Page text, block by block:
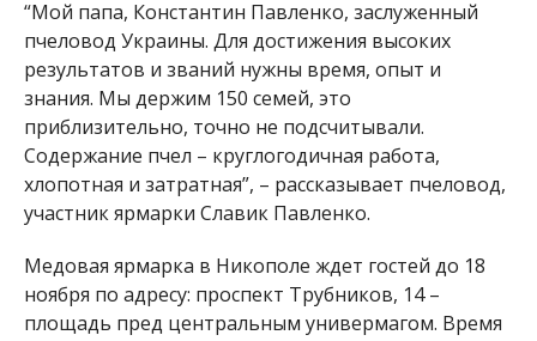
знания. Мы держим 150 семей, это
приблизительно, точно не подсчитывали.
Содержание пчел – круглогодичная работа,
хлопотная и затратная”, – рассказывает пчеловод,
участник ярмарки Славик Павленко.
Медовая ярмарка в Никополе ждет гостей до 18
ноября по адресу: проспект Трубников, 14 –
работы с 09:00 до 17:00. Ранее мы сообщали о том,
чтов Никополе парень хранил марихуану для
лечения ног.